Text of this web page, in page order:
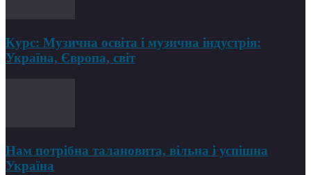
Курс: Музична освіта і музична індустрія:
Україна, Європа, світ
Нам потрібна талановита, вільна і успішна
Україна